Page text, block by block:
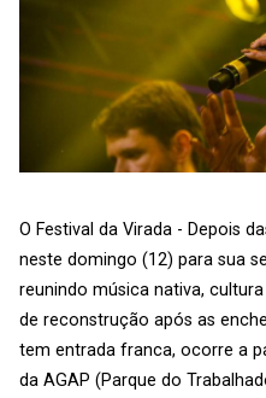
O Festival da Virada - Depois
neste domingo (12) para sua
reunindo música nativa,
de reconstrução após as
tem entrada franca, ocorre a
da AGAP (Parque do